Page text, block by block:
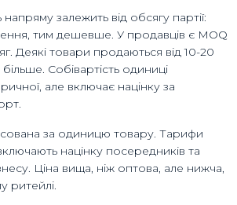
залежить від обсягу партії:
тим дешевше. У продавців є MOQ
Деякі товари продаються від 10-20
більше. Собівартість одиниці
але включає націнку за
за одиницю товару. Тарифи
націнку посередників та
Ціна вища, ніж оптова, але нижча,
ритейлі.